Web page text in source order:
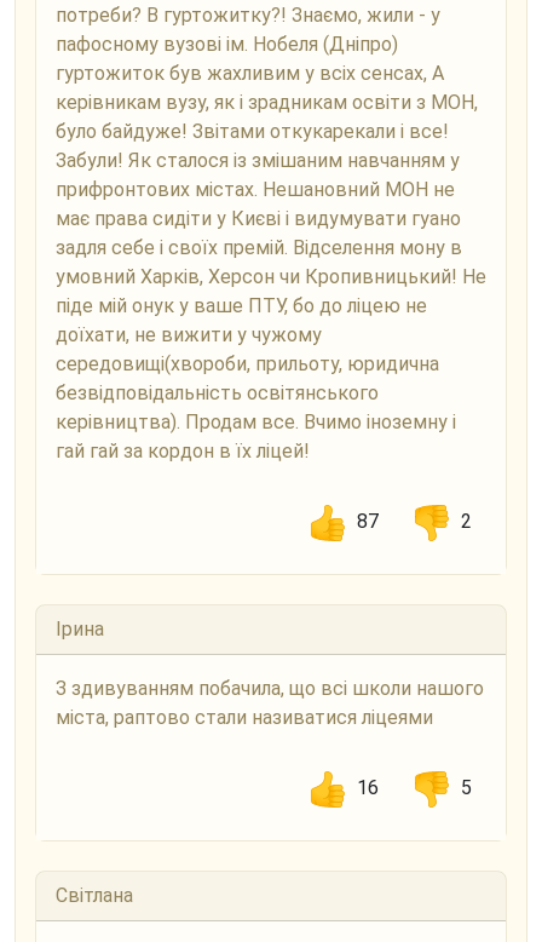
потреби? В гуртожитку?! Знаємо, жили - у
пафосному вузові ім. Нобеля (Дніпро)
гуртожиток був жахливим у всіх сенсах, А
керівникам вузу, як і зрадникам освіти з МОН,
було байдуже! Звітами откукарекали і все!
Забули! Як сталося із змішаним навчанням у
прифронтових містах. Нешановний МОН не
має права сидіти у Києві і видумувати гуано
задля себе і своїх премій. Відселення мону в
умовний Харків, Херсон чи Кропивницький! Не
піде мій онук у ваше ПТУ, бо до ліцею не
доїхати, не вижити у чужому
середовищі(хвороби, прильоту, юридична
безвідповідальність освітянського
керівництва). Продам все. Вчимо іноземну і
гай гай за кордон в їх ліцей!
87 2
Ірина
З здивуванням побачила, що всі школи нашого
міста, раптово стали називатися ліцеями
16 5
Світлана